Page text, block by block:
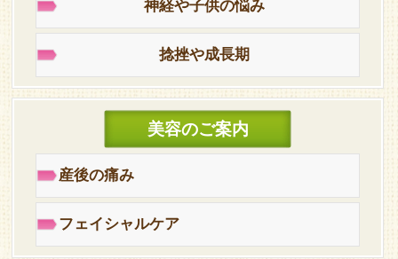
神経や子供の悩み
捻挫や成長期
美容のご案内
産後の痛み
フェイシャルケア